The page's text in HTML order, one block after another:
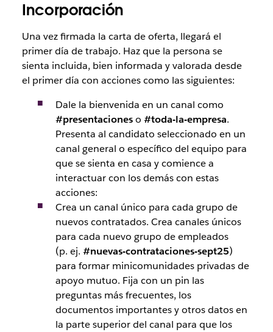
Incorporación
Una vez firmada la carta de oferta, llegará el
primer día de trabajo. Haz que la persona se
sienta incluida, bien informada y valorada desde
el primer día con acciones como las siguientes:
Dale la bienvenida en un canal como
#presentacioneso #toda-la-empresa.
Presenta al candidato seleccionado en un
canal general o específico del equipo para
que se sienta en casa y comience a
interactuar con los demás con estas
acciones:
Crea un canal único para cada grupo de
nuevos contratados. Crea canales únicos
para cada nuevo grupo de empleados
(p. ej. #nuevas-contrataciones-sept25)
para formar minicomunidades privadas de
apoyo mutuo. Fija con un pin las
preguntas más frecuentes, los
documentos importantes y otros datos en
la parte superior del canal para que los